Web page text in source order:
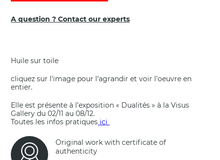
A question ? Contact our experts
Huile sur toile
cliquez sur l’image pour l’agrandir et voir l’oeuvre en
entier.
Elle est présente à l’exposition « Dualités » à la Visus
Gallery du 02/11 au 08/12.
Toutes les infos pratiques ici
Original work with certificate of
authenticity